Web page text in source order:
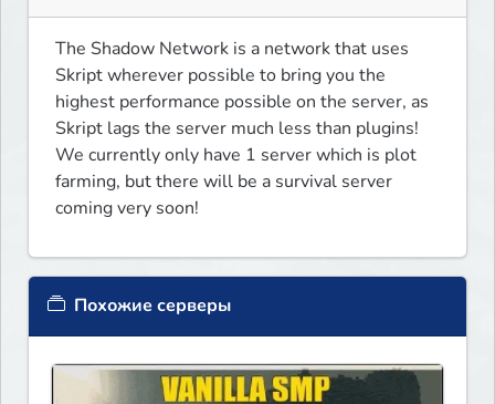
The Shadow Network is a network that uses
Skript wherever possible to bring you the
highest performance possible on the server, as
Skript lags the server much less than plugins!
We currently only have 1 server which is plot
farming, but there will be a survival server
coming very soon!
Похожие серверы